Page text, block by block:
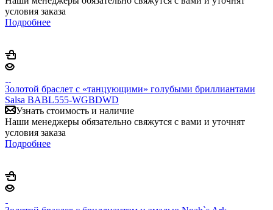
условия заказа
Подробнее
Золотой браслет с «танцующими» голубыми бриллиантами
Salsa BABL555-WGBDWD
Узнать стоимость и наличие
Наши менеджеры обязательно свяжутся с вами и уточнят
условия заказа
Подробнее